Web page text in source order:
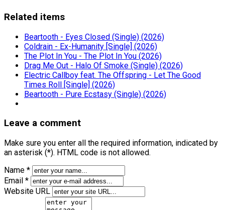
Related items
Beartooth - Eyes Closed (Single) (2026)
Coldrain - Ex-Humanity [Single] (2026)
The Plot In You - The Plot In You (2026)
Drag Me Out - Halo Of Smoke (Single) (2026)
Electric Callboy feat. The Offspring - Let The Good
Times Roll [Single] (2026)
Beartooth - Pure Ecstasy (Single) (2026)
Leave a comment
Make sure you enter all the required information, indicated by
an asterisk (*). HTML code is not allowed.
Name *
Email *
Website URL